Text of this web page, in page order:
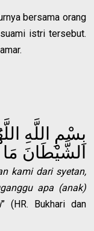
bersama orang
istri tersebut.
بِسْمِ اللَّهِ
الشَّيْطَانَ مَا
kami dari syetan,
apa (anak)
” (HR. Bukhari dan